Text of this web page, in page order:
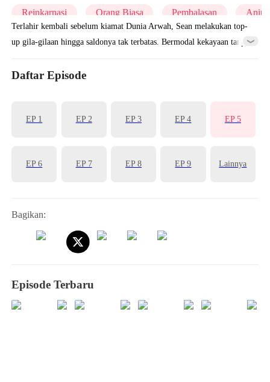
Reinkarnasi Orang Biasa Pembalasan
Terlahir kembali sebelum kiamat Dunia Arwah, Sean melakukan top-
up gila-gilaan hingga saldonya tak terbatas. Bermodal kekayaan tanpa
Pencipta demi menaklukkan penguasa akhirat.
Daftar Episode
EP 1 EP 2 EP 3 EP 4 EP 5
EP 6 EP 7 EP 8 EP 9 Lainnya
Bagikan:
Episode Terbaru